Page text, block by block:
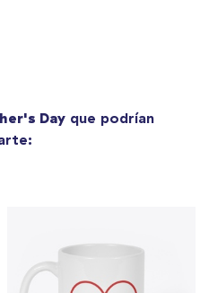
Dayque podrían